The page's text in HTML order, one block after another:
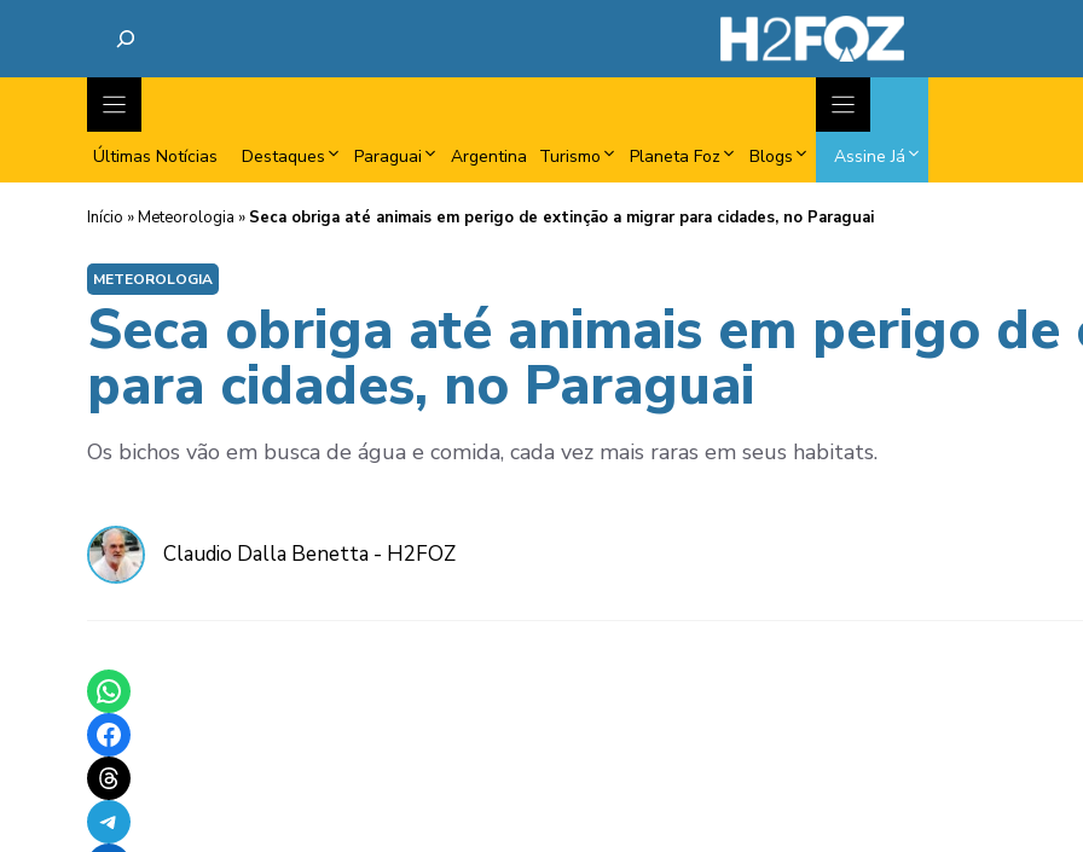
Últimas Notícias Destaques Paraguai Argentina Turismo Planeta Foz Blogs Assine Já
Início »Meteorologia » Seca obriga até animais em perigo de extinção a migrar para cidades, no Paraguai
METEOROLOGIA
Seca obriga até animais em perigo
para cidades, no Paraguai
Os bichos vão em busca de água e comida, cada vez mais raras em seus habitats.
Claudio Dalla Benetta - H2FOZ
Share on WhatsApp
Share on Facebook
Share on Threads
Share on Telegram